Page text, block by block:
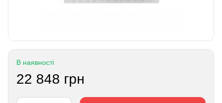
В наявності
22 848 грн